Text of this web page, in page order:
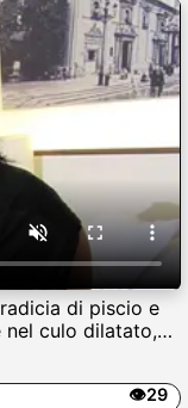
di piscio e
nel culo dilatato,
con cazzi
👁️29